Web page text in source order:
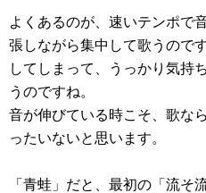
よくあるのが、速いテンポで
張しながら集中して歌うので
してしまって、うっかり気持
うのですね。
音が伸びている時こそ、歌な
ったいないと思います。
「青蛙」だと、最初の「流そ